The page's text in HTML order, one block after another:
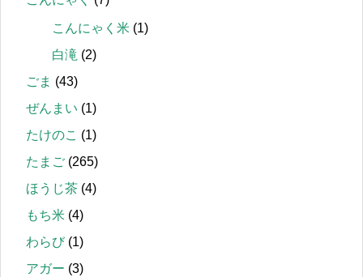
こんにゃく米 (1)
白滝 (2)
ごま (43)
ぜんまい (1)
たけのこ (1)
たまご (265)
ほうじ茶 (4)
もち米 (4)
わらび(1)
アガー (3)